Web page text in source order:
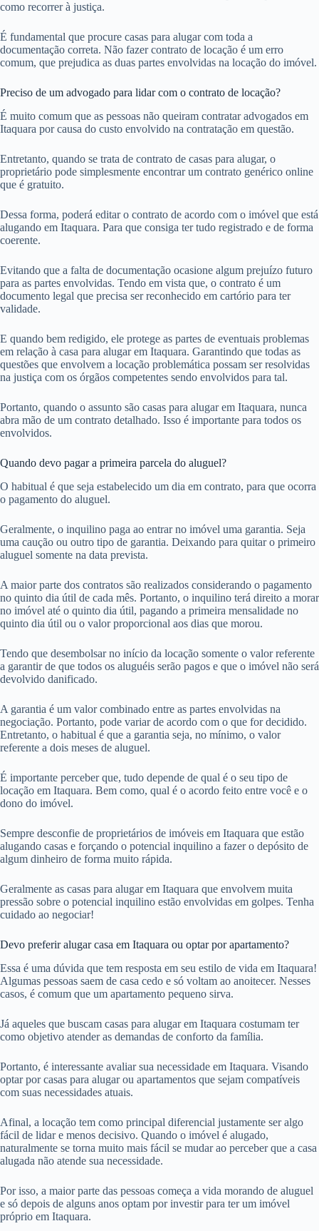
como recorrer à justiça.
É fundamental que procure casas para alugar com toda a
documentação correta. Não fazer contrato de locação é um erro
comum, que prejudica as duas partes envolvidas na locação do imóvel.
Preciso de um advogado para lidar com o contrato de locação?
É muito comum que as pessoas não queiram contratar advogados em
Itaquara por causa do custo envolvido na contratação em questão.
Entretanto, quando se trata de contrato de casas para alugar, o
proprietário pode simplesmente encontrar um contrato genérico online
que é gratuito.
Dessa forma, poderá editar o contrato de acordo com o imóvel que está
alugando em Itaquara. Para que consiga ter tudo registrado e de forma
coerente.
Evitando que a falta de documentação ocasione algum prejuízo futuro
para as partes envolvidas. Tendo em vista que, o contrato é um
documento legal que precisa ser reconhecido em cartório para ter
validade.
E quando bem redigido, ele protege as partes de eventuais problemas
em relação à casa para alugar em Itaquara. Garantindo que todas as
questões que envolvem a locação problemática possam ser resolvidas
na justiça com os órgãos competentes sendo envolvidos para tal.
Portanto, quando o assunto são casas para alugar em Itaquara, nunca
abra mão de um contrato detalhado. Isso é importante para todos os
envolvidos.
Quando devo pagar a primeira parcela do aluguel?
O habitual é que seja estabelecido um dia em contrato, para que ocorra
o pagamento do aluguel.
Geralmente, o inquilino paga ao entrar no imóvel uma garantia. Seja
uma caução ou outro tipo de garantia. Deixando para quitar o primeiro
aluguel somente na data prevista.
A maior parte dos contratos são realizados considerando o pagamento
no quinto dia útil de cada mês. Portanto, o inquilino terá direito a morar
no imóvel até o quinto dia útil, pagando a primeira mensalidade no
quinto dia útil ou o valor proporcional aos dias que morou.
Tendo que desembolsar no início da locação somente o valor referente
a garantir de que todos os aluguéis serão pagos e que o imóvel não será
devolvido danificado.
A garantia é um valor combinado entre as partes envolvidas na
negociação. Portanto, pode variar de acordo com o que for decidido.
Entretanto, o habitual é que a garantia seja, no mínimo, o valor
referente a dois meses de aluguel.
É importante perceber que, tudo depende de qual é o seu tipo de
locação em Itaquara. Bem como, qual é o acordo feito entre você e o
dono do imóvel.
Sempre desconfie de proprietários de imóveis em Itaquara que estão
alugando casas e forçando o potencial inquilino a fazer o depósito de
algum dinheiro de forma muito rápida.
Geralmente as casas para alugar em Itaquara que envolvem muita
pressão sobre o potencial inquilino estão envolvidas em golpes. Tenha
cuidado ao negociar!
Devo preferir alugar casa em Itaquara ou optar por apartamento?
Essa é uma dúvida que tem resposta em seu estilo de vida em Itaquara!
Algumas pessoas saem de casa cedo e só voltam ao anoitecer. Nesses
casos, é comum que um apartamento pequeno sirva.
Já aqueles que buscam casas para alugar em Itaquara costumam ter
como objetivo atender as demandas de conforto da família.
Portanto, é interessante avaliar sua necessidade em Itaquara. Visando
optar por casas para alugar ou apartamentos que sejam compatíveis
com suas necessidades atuais.
Afinal, a locação tem como principal diferencial justamente ser algo
fácil de lidar e menos decisivo. Quando o imóvel é alugado,
naturalmente se torna muito mais fácil se mudar ao perceber que a casa
alugada não atende sua necessidade.
Por isso, a maior parte das pessoas começa a vida morando de aluguel
e só depois de alguns anos optam por investir para ter um imóvel
próprio em Itaquara.